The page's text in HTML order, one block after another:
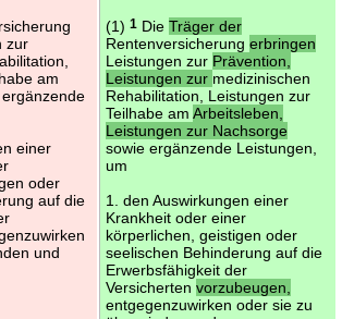
zur
am
einer
oder
auf die
und
(1) 1Die Träger der
Rentenversicherung erbringen
Leistungen zur Prävention,
Leistungen zur medizinischen
Rehabilitation, Leistungen zur
Teilhabe am Arbeitsleben,
Leistungen zur Nachsorge
sowie ergänzende Leistungen,
um
1. den Auswirkungen einer
Krankheit oder einer
körperlichen, geistigen oder
seelischen Behinderung auf die
Erwerbsfähigkeit der
Versicherten vorzubeugen,
entgegenzuwirken oder sie zu